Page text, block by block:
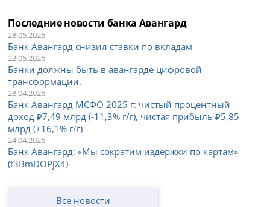
Последние новости банка Авангард
28.05.2026
Банк Авангард снизил ставки по вкладам
22.05.2026
Банки должны быть в авангарде цифровой
трансформации.
28.04.2026
Банк Авангард МСФО 2025 г: чистый процентный
доход ₽7,49 млрд (-11,3% г/г), чистая прибыль ₽5,85
млрд (+16,1% г/г)
24.04.2026
Банк Авангард: «Мы сократим издержки по картам»
(t3BmDOPjX4)
Все новости